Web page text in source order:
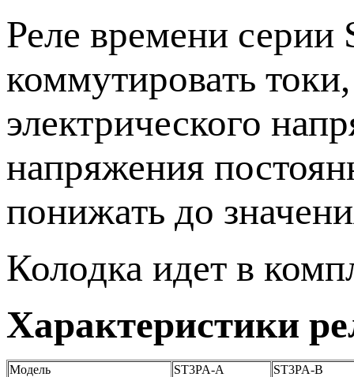
Реле времени серии
коммутировать
электрического
напряжения
понижать до
Колодка идет в
Характеристики
Модель ST3PA-A ST3PA-B